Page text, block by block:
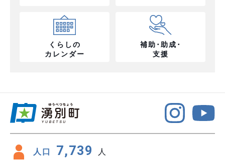
くらしの
カレンダー
補助･助成･
支援
人口 7,739 人